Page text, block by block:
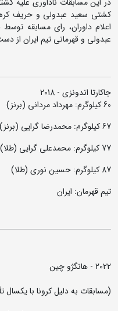
کشتی سعید عبدولی و حریف
اعلام داوران، رای مسابقه
عبدولی و قهرمانی تیم ایران از
جاکارتا اندونزی - 2018
60 کیلوگرم: مهرداد مردانی (برنز)
67 کیلوگرم: محمدرضا گرایی (برنز)
77 کیلوگرم: محمدعلی گرایی (طلا)
87 کیلوگرم: حسین نوری (طلا)
تیم قهرمان: ایران
2022 - هانگژو چین
(مسابقات به دلیل کرونا با یکسال